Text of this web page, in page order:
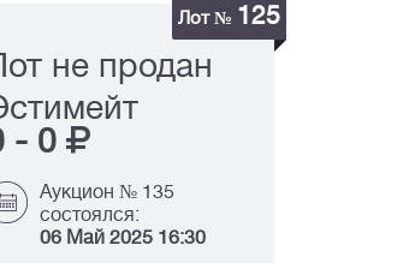
Лот № 125
не продан
- 0
Аукцион № 135
состоялся:
06 Май 2025 16:30